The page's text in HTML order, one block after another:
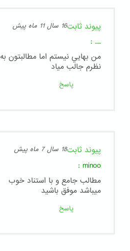
پیوند ثابت16 سال 11 ماه پیش
...
:
من بهايي نيستم اما مطالبتون به
نظرم جالب مياد
پاسخ
پیوند ثابت18 سال 7 ماه پیش
minoo
:
مطالب جامع و با استناد خوب
ميباشد موفق باشيد
پاسخ